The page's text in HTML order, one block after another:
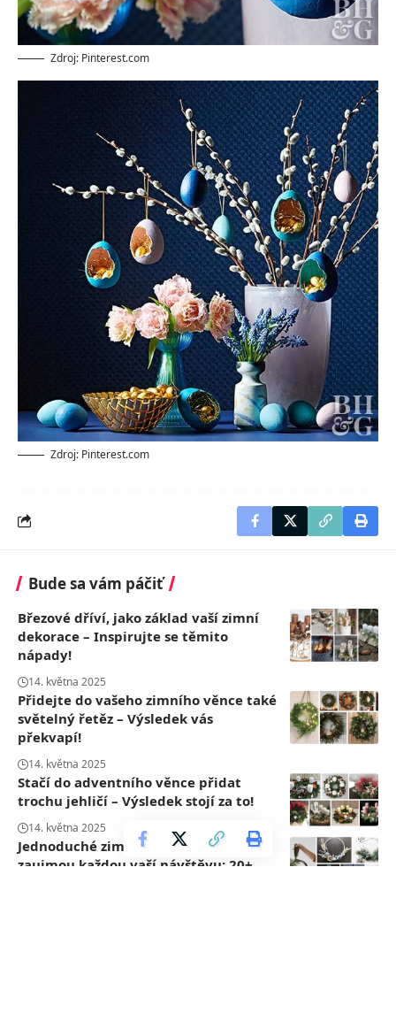
Zdroj: Pinterest.com
Zdroj: Pinterest.com
Bude sa vám páčiť
Březové dříví, jako základ vaší zimní
dekorace – Inspirujte se těmito
nápady!
14. května 2025
Přidejte do vašeho zimního věnce také
světelný řetěz – Výsledek vás
překvapí!
14. května 2025
Stačí do adventního věnce přidat
trochu jehličí – Výsledek stojí za to!
14. května 2025
Jednoduché zimní dekorace, které
zaujmou každou vaší návštěvu: 20+